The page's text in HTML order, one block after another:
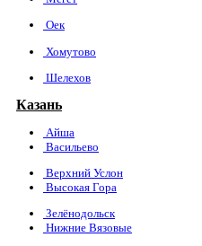
Оек
Хомутово
Шелехов
Казань
Айша
Васильево
Верхний Услон
Высокая Гора
Зелёнодольск
Нижние Вязовые